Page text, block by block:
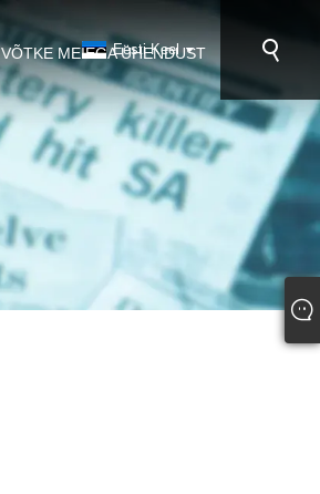
VÕTKE MEIEGA ÜHENDUST
Eesti Keel